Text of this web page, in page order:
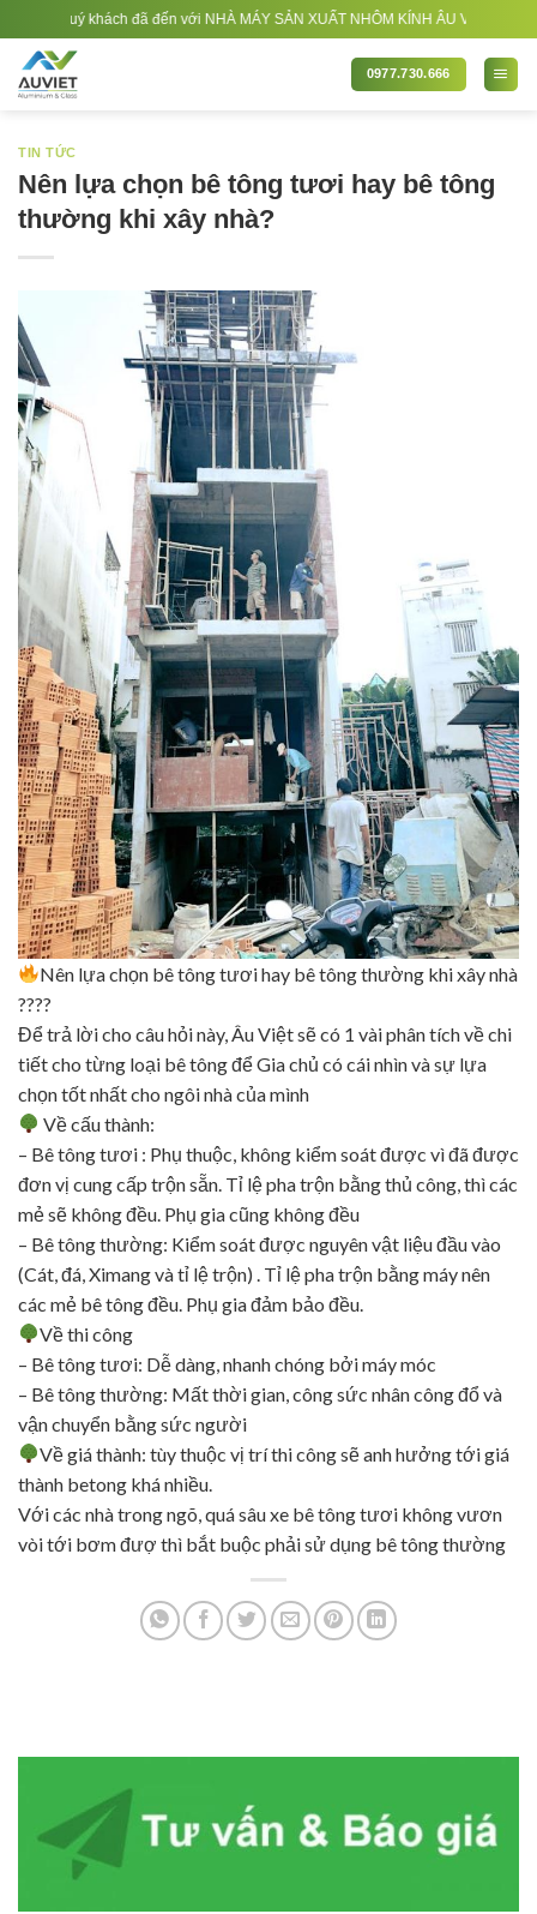
qua
nội
dung
quý khách đã đến với NHÀ MÁY SẢN XUẤT NHÔM KÍNH ÂU VIỆT. Nhà Sản
0977.730.666
TIN TỨC
Nên lựa chọn bê tông tươi hay bê tông
thường khi xây nhà?
Nên lựa chọn bê tông tươi hay bê tông thường khi xây nhà
????
Để trả lời cho câu hỏi này, Âu Việt sẽ có 1 vài phân tích về chi
tiết cho từng loại bê tông để Gia chủ có cái nhìn và sự lựa
chọn tốt nhất cho ngôi nhà của mình
Về cấu thành:
– Bê tông tươi : Phụ thuộc, không kiểm soát được vì đã được
đơn vị cung cấp trộn sẵn. Tỉ lệ pha trộn bằng thủ công, thì các
mẻ sẽ không đều. Phụ gia cũng không đều
– Bê tông thường: Kiểm soát được nguyên vật liệu đầu vào
(Cát, đá, Ximang và tỉ lệ trộn) . Tỉ lệ pha trộn bằng máy nên
các mẻ bê tông đều. Phụ gia đảm bảo đều.
Về thi công
– Bê tông tươi: Dễ dàng, nhanh chóng bởi máy móc
– Bê tông thường: Mất thời gian, công sức nhân công đổ và
vận chuyển bằng sức người
Về giá thành: tùy thuộc vị trí thi công sẽ anh hưởng tới giá
thành betong khá nhiều.
Với các nhà trong ngõ, quá sâu xe bê tông tươi không vươn
vòi tới bơm đượ thì bắt buộc phải sử dụng bê tông thường